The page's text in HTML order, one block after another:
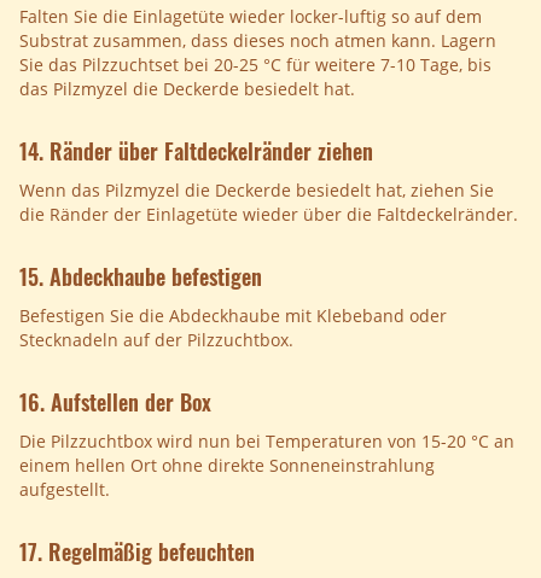
Falten Sie die Einlagetüte wieder locker-luftig so auf dem
Substrat zusammen, dass dieses noch atmen kann. Lagern
Sie das Pilzzuchtset bei 20-25 °C für weitere 7-10 Tage, bis
das Pilzmyzel die Deckerde besiedelt hat.
14. Ränder über Faltdeckelränder ziehen
Wenn das Pilzmyzel die Deckerde besiedelt hat, ziehen Sie
die Ränder der Einlagetüte wieder über die Faltdeckelränder.
15. Abdeckhaube befestigen
Befestigen Sie die Abdeckhaube mit Klebeband oder
Stecknadeln auf der Pilzzuchtbox.
16. Aufstellen der Box
Die Pilzzuchtbox wird nun bei Temperaturen von 15-20 °C an
einem hellen Ort ohne direkte Sonneneinstrahlung
aufgestellt.
17. Regelmäßig befeuchten